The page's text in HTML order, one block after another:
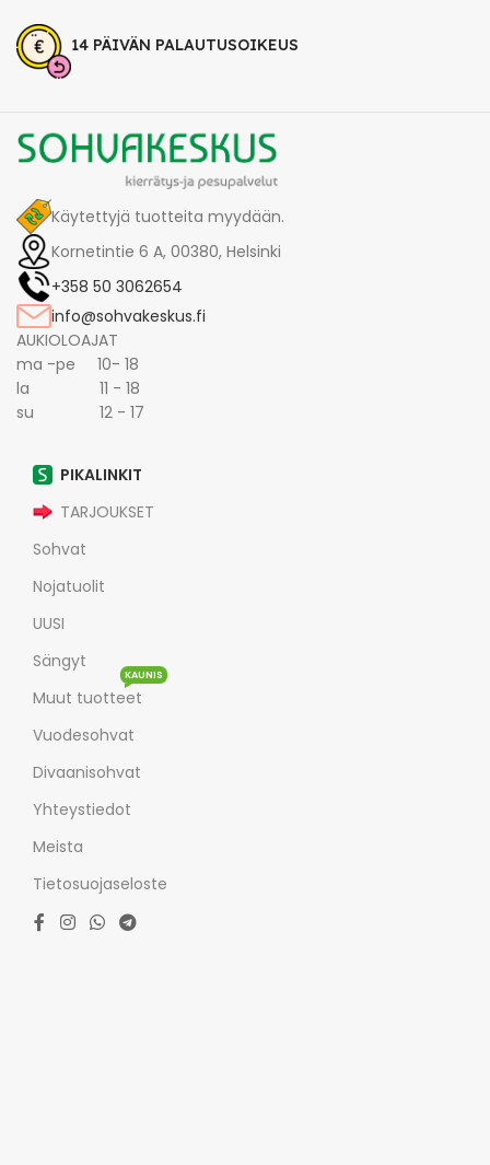
14 PÄIVÄN PALAUTUSOIKEUS
Käytettyjä tuotteita myydään.
Kornetintie 6 A, 00380, Helsinki
+358 50 3062654
info@sohvakeskus.fi
AUKIOLOAJAT
ma -pe 10- 18
la 11 - 18
su 12 - 17
PIKALINKIT
TARJOUKSET
Sohvat
Nojatuolit
UUSI
Sängyt
Muut tuotteet
KAUNIS
Vuodesohvat
Divaanisohvat
Yhteystiedot
Meista
Tietosuojaseloste